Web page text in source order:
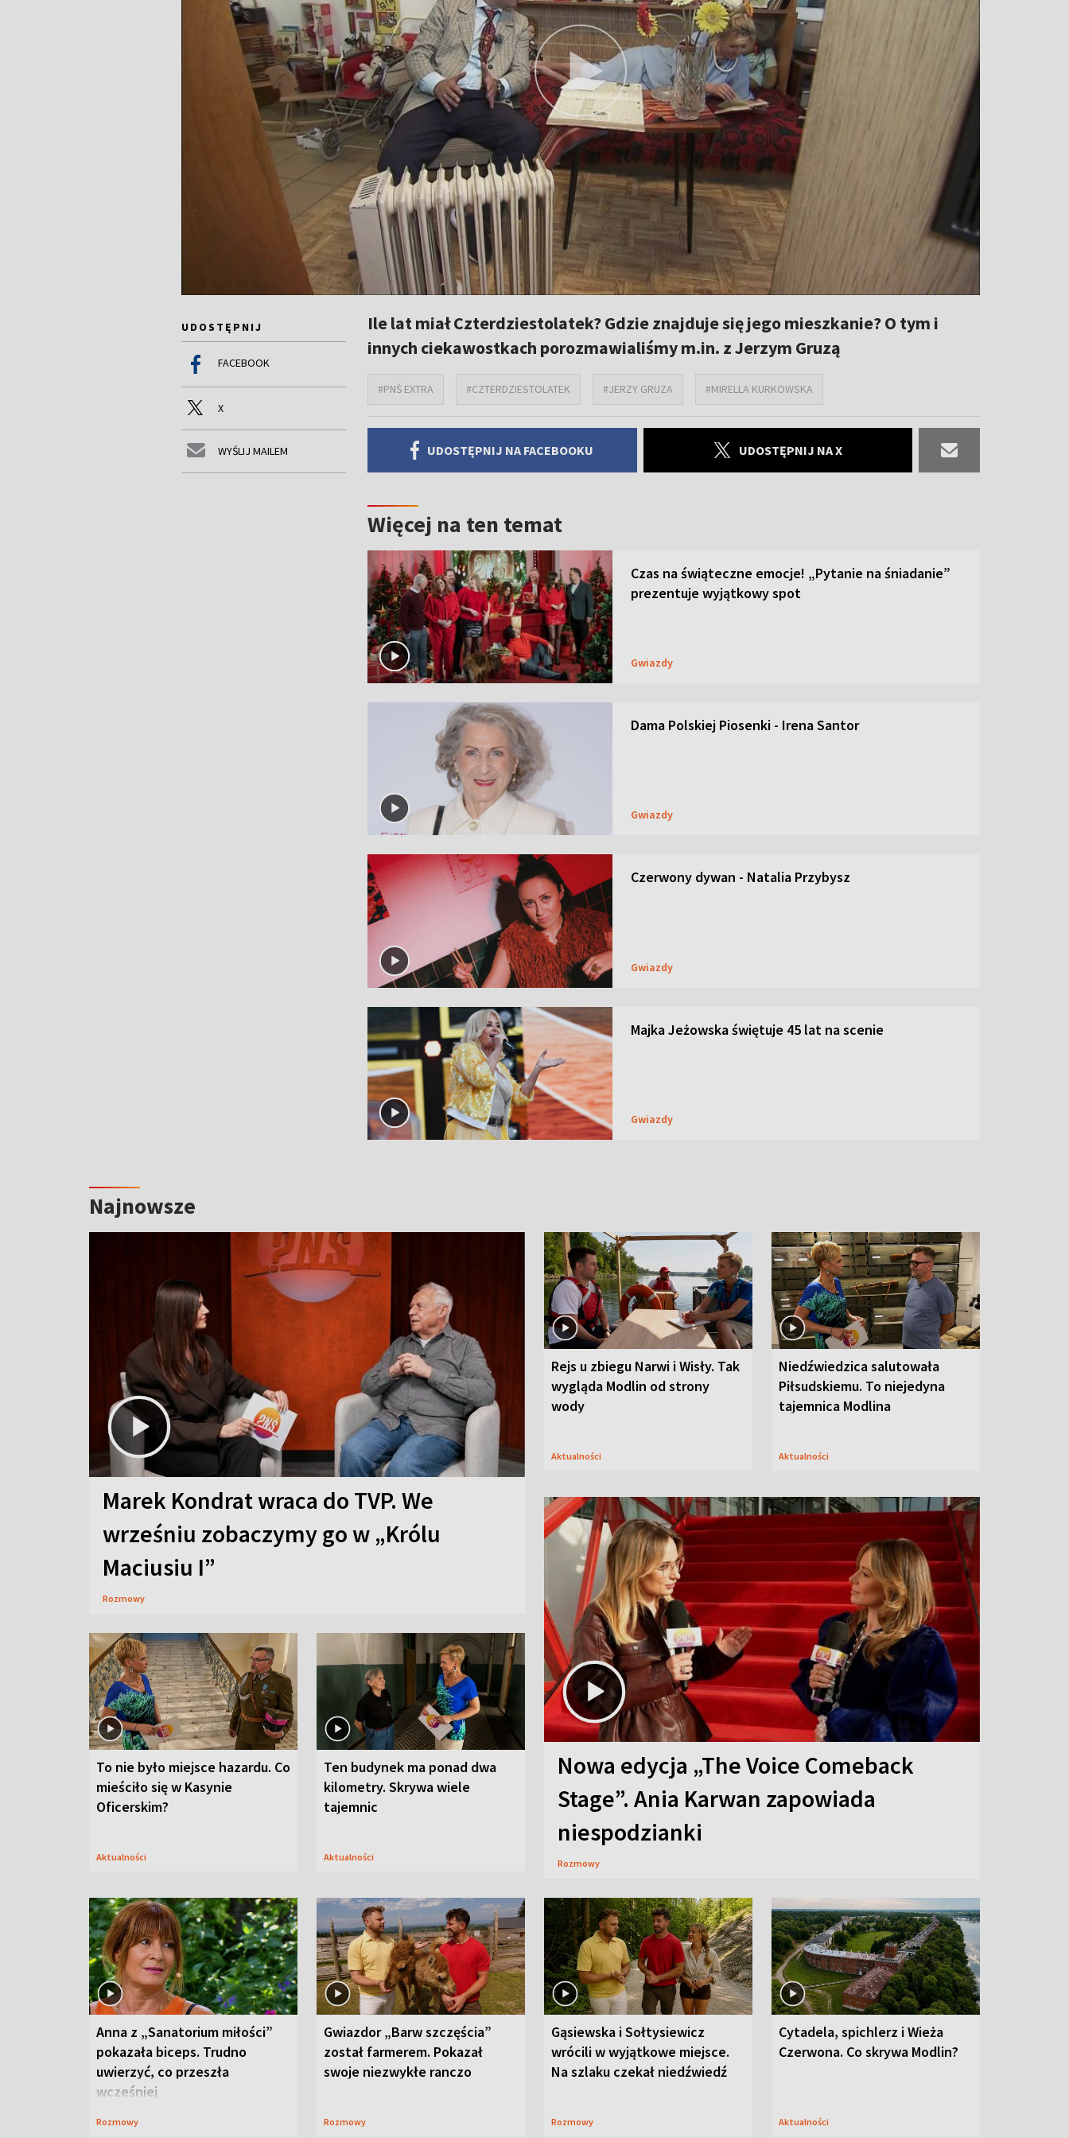
UDOSTĘPNIJ
FACEBOOK
X
WYŚLIJ MAILEM
Ile lat miał Czterdziestolatek? Gdzie znajduje się jego mieszkanie? O tym i
innych ciekawostkach porozmawialiśmy m.in. z Jerzym Gruzą
#PNŚ EXTRA #CZTERDZIESTOLATEK #JERZY GRUZA #MIRELLA KURKOWSKA
UDOSTĘPNIJ NA FACEBOOKU UDOSTĘPNIJ NA X
Więcej na ten temat
Czas na świąteczne emocje! „Pytanie na śniadanie”
prezentuje wyjątkowy spot
Gwiazdy
Dama Polskiej Piosenki - Irena Santor
Gwiazdy
Czerwony dywan - Natalia Przybysz
Gwiazdy
Majka Jeżowska świętuje 45 lat na scenie
Gwiazdy
Najnowsze
Marek Kondrat wraca do TVP. We
wrześniu zobaczymy go w „Królu
Maciusiu I”
Rozmowy
Rejs u zbiegu Narwi i Wisły. Tak
wygląda Modlin od strony
wody
Aktualności
Niedźwiedzica salutowała
Piłsudskiemu. To niejedyna
tajemnica Modlina
Aktualności
To nie było miejsce hazardu. Co
mieściło się w Kasynie
Oficerskim?
Aktualności
Ten budynek ma ponad dwa
kilometry. Skrywa wiele
tajemnic
Aktualności
Nowa edycja „The Voice Comeback
Stage”. Ania Karwan zapowiada
niespodzianki
Rozmowy
Anna z „Sanatorium miłości”
pokazała biceps. Trudno
uwierzyć, co przeszła
wcześniej
Rozmowy
Gwiazdor „Barw szczęścia”
został farmerem. Pokazał
swoje niezwykłe ranczo
Rozmowy
Gąsiewska i Sołtysiewicz
wrócili w wyjątkowe miejsce.
Na szlaku czekał niedźwiedź
Rozmowy
Cytadela, spichlerz i Wieża
Czerwona. Co skrywa Modlin?
Aktualności